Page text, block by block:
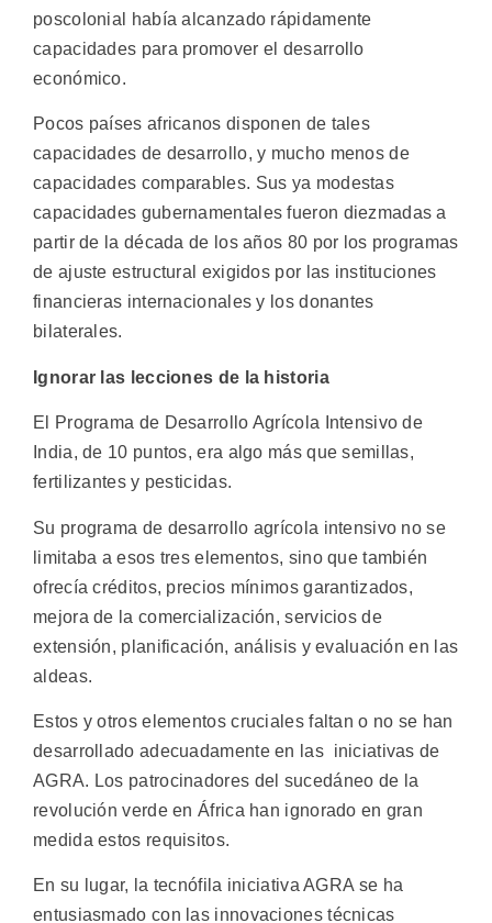
poscolonial había alcanzado rápidamente
capacidades para promover el desarrollo
económico.
Pocos países africanos disponen de tales
capacidades de desarrollo, y mucho menos de
capacidades comparables. Sus ya modestas
capacidades gubernamentales fueron diezmadas a
partir de la década de los años 80 por los programas
de ajuste estructural exigidos por las instituciones
financieras internacionales y los donantes
bilaterales.
Ignorar las lecciones de la historia
El Programa de Desarrollo Agrícola Intensivo de
India, de 10 puntos, era algo más que semillas,
fertilizantes y pesticidas.
Su programa de desarrollo agrícola intensivo no se
limitaba a esos tres elementos, sino que también
ofrecía créditos, precios mínimos garantizados,
mejora de la comercialización, servicios de
extensión, planificación, análisis y evaluación en las
aldeas.
Estos y otros elementos cruciales faltan o no se han
desarrollado adecuadamente en las iniciativas de
AGRA. Los patrocinadores del sucedáneo de la
revolución verde en África han ignorado en gran
medida estos requisitos.
En su lugar, la tecnófila iniciativa AGRA se ha
entusiasmado con las innovaciones técnicas